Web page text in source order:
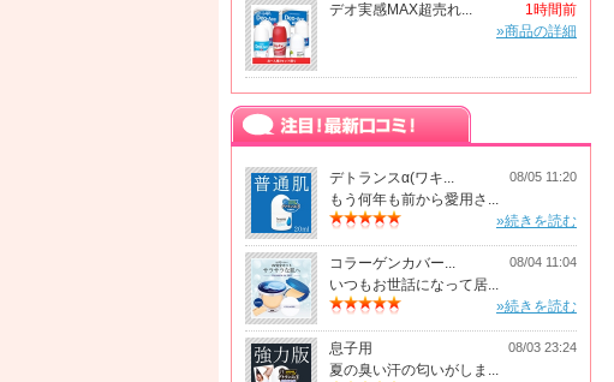
デオ実感MAX超売れ...
1時間前
»商品の詳細
デトランスα(ワキ... 08/05 11:20
もう何年も前から愛用さ...
»続きを読む
コラーゲンカバー... 08/04 11:04
いつもお世話になって居...
»続きを読む
息子用 08/03 23:24
夏の臭い汗の匂いがしま...